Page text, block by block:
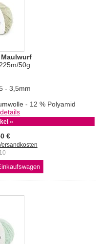
Maulwurf
50g
- 3,5mm
- 12 % Polyamid
»
€